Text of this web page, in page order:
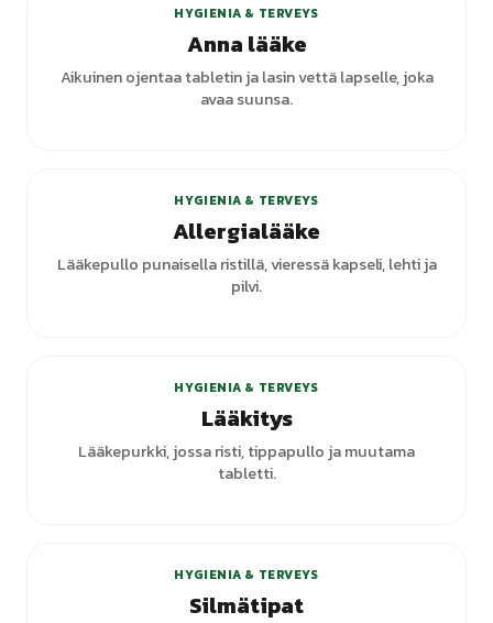
HYGIENIA & TERVEYS
Anna lääke
Aikuinen ojentaa tabletin ja lasin vettä lapselle, joka
avaa suunsa.
HYGIENIA & TERVEYS
Allergialääke
Lääkepullo punaisella ristillä, vieressä kapseli, lehti ja
pilvi.
HYGIENIA & TERVEYS
Lääkitys
Lääkepurkki, jossa risti, tippapullo ja muutama
tabletti.
HYGIENIA & TERVEYS
Silmätipat